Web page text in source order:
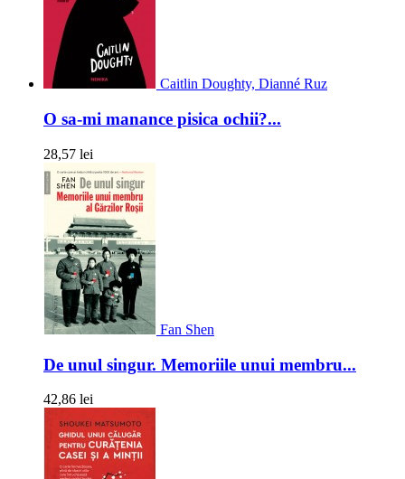
Caitlin Doughty, Dianné Ruz
O sa-mi manance pisica ochii?...
28,57 lei
Fan Shen
De unul singur. Memoriile unui membru...
42,86 lei